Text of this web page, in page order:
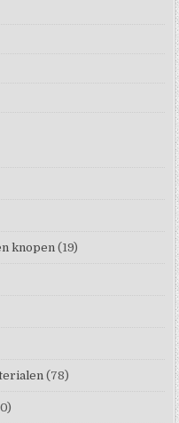
knopen (19)
(78)